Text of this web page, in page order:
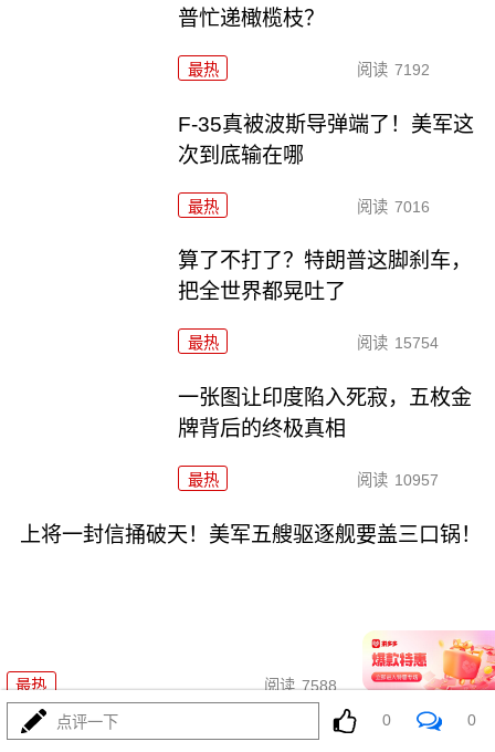
普忙递橄榄枝？
最热 阅读 7192
F-35真被波斯导弹端了！美军这
次到底输在哪
最热 阅读 7016
算了不打了？特朗普这脚刹车，
把全世界都晃吐了
最热 阅读 15754
一张图让印度陷入死寂，五枚金
牌背后的终极真相
最热 阅读 10957
上将一封信捅破天！美军五艘驱逐舰要盖三口锅！
最热 阅读 7588 08-03
特朗普要对伊朗动手？最狠的还
点评一下 0 0